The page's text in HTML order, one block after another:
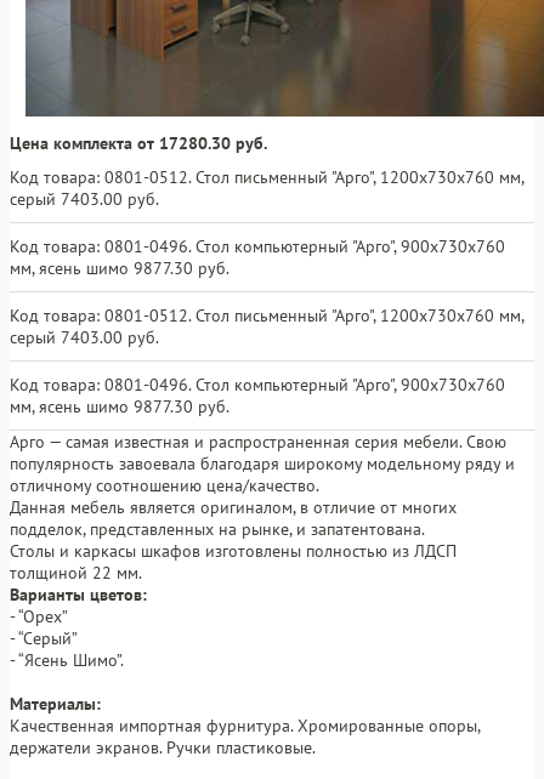
Цена комплекта от 17280.30 руб.
Код товара: 0801-0512. Стол письменный "Арго", 1200х730х760 мм,
серый 7403.00 руб.
Код товара: 0801-0496. Стол компьютерный "Арго", 900х730х760
мм, ясень шимо 9877.30 руб.
Код товара: 0801-0512. Стол письменный "Арго", 1200х730х760 мм,
серый 7403.00 руб.
Код товара: 0801-0496. Стол компьютерный "Арго", 900х730х760
мм, ясень шимо 9877.30 руб.
Арго — самая известная и распространенная серия мебели. Свою
популярность завоевала благодаря широкому модельному ряду и
отличному соотношению цена/качество.
Данная мебель является оригиналом, в отличие от многих
подделок, представленных на рынке, и запатентована.
Столы и каркасы шкафов изготовлены полностью из ЛДСП
толщиной 22 мм.
Варианты цветов:
- “Орех”
- “Серый”
- “Ясень Шимо”.
Материалы:
Качественная импортная фурнитура. Хромированные опоры,
держатели экранов. Ручки пластиковые.